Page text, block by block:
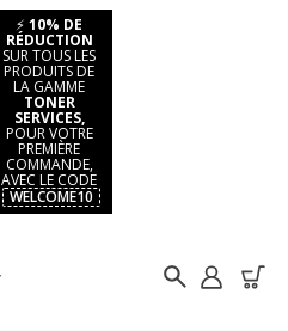
⚡ 10% DE
RÉDUCTION
SUR TOUS LES
PRODUITS DE
LA GAMME
TONER
SERVICES,
POUR VOTRE
PREMIÈRE
COMMANDE,
AVEC LE CODE
WELCOME10